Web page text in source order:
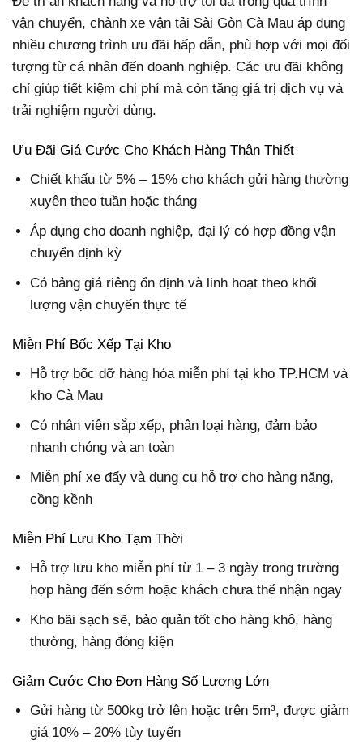
vận chuyển, chành xe vận tải Sài Gòn Cà Mau áp dụng
nhiều chương trình ưu đãi hấp dẫn, phù hợp với mọi đối
tượng từ cá nhân đến doanh nghiệp. Các ưu đãi không
chỉ giúp tiết kiệm chi phí mà còn tăng giá trị dịch vụ và
trải nghiệm người dùng.
Ưu Đãi Giá Cước Cho Khách Hàng Thân Thiết
Chiết khấu từ 5% – 15% cho khách gửi hàng thường
xuyên theo tuần hoặc tháng
Áp dụng cho doanh nghiệp, đại lý có hợp đồng vận
chuyển định kỳ
Có bảng giá riêng ổn định và linh hoạt theo khối
lượng vận chuyển thực tế
Miễn Phí Bốc Xếp Tại Kho
Hỗ trợ bốc dỡ hàng hóa miễn phí tại kho TP.HCM và
kho Cà Mau
Có nhân viên sắp xếp, phân loại hàng, đảm bảo
nhanh chóng và an toàn
Miễn phí xe đẩy và dụng cụ hỗ trợ cho hàng nặng,
cồng kềnh
Miễn Phí Lưu Kho Tạm Thời
Hỗ trợ lưu kho miễn phí từ 1 – 3 ngày trong trường
hợp hàng đến sớm hoặc khách chưa thể nhận ngay
Kho bãi sạch sẽ, bảo quản tốt cho hàng khô, hàng
thường, hàng đóng kiện
Giảm Cước Cho Đơn Hàng Số Lượng Lớn
Gửi hàng từ 500kg trở lên hoặc trên 5m³, được giảm
giá 10% – 20% tùy tuyến